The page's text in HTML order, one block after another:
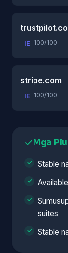
IE 100/100
stripe.com
IE 100/100
Mga
Stable
suites
Stable